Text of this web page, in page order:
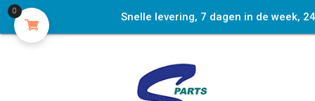
Snelle levering, 7 dagen in de week,
0